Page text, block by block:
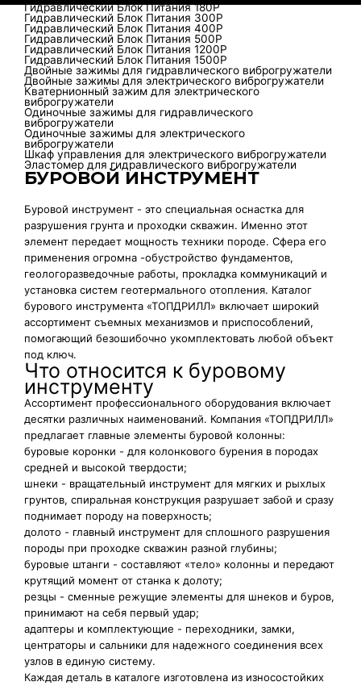
Гидравлический Блок Питания 180P
Гидравлический Блок Питания 300P
Гидравлический Блок Питания 400P
Гидравлический Блок Питания 500P
Гидравлический Блок Питания 1200P
Гидравлический Блок Питания 1500P
Двойные зажимы для гидравлического виброгружатели
Двойные зажимы для электрического виброгружатели
Кватернионный зажим для электрического
виброгружатели
Одиночные зажимы для гидравлического
виброгружатели
Одиночные зажимы для электрического
виброгружатели
Шкаф управления для электрического виброгружатели
Эластомер для гидравлического виброгружатели
БУРОВОЙ ИНСТРУМЕНТ
Буровой инструмент - это специальная оснастка для
разрушения грунта и проходки скважин. Именно этот
элемент передает мощность техники породе. Сфера его
применения огромна -обустройство фундаментов,
геологоразведочные работы, прокладка коммуникаций и
установка систем геотермального отопления. Каталог
бурового инструмента «ТОПДРИЛЛ» включает широкий
ассортимент съемных механизмов и приспособлений,
помогающий безошибочно укомплектовать любой объект
под ключ.
Что относится к буровому
инструменту
Ассортимент профессионального оборудования включает
десятки различных наименований. Компания «ТОПДРИЛЛ»
предлагает главные элементы буровой колонны:
буровые коронки - для колонкового бурения в породах
средней и высокой твердости;
шнеки - вращательный инструмент для мягких и рыхлых
грунтов, спиральная конструкция разрушает забой и сразу
поднимает породу на поверхность;
долото - главный инструмент для сплошного разрушения
породы при проходке скважин разной глубины;
буровые штанги - составляют «тело» колонны и передают
крутящий момент от станка к долоту;
резцы - сменные режущие элементы для шнеков и буров,
принимают на себя первый удар;
адаптеры и комплектующие - переходники, замки,
центраторы и сальники для надежного соединения всех
узлов в единую систему.
Каждая деталь в каталоге изготовлена из износостойких